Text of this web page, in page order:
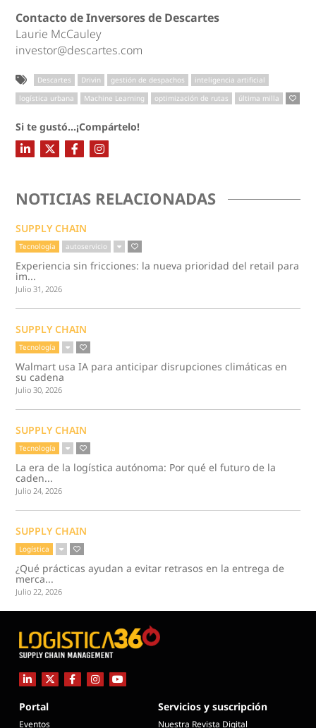
Contacto de Inversores de Descartes
Laurie McCauley
investor@descartes.com
Descartes Drivin gestión de despachos
inteligencia artificial
logística urbana
Machine Learning optimización de rutas última milla
Si te gustó...¡Compártelo!
NOTICIAS RELACIONADAS
SUPPLY CHAIN
Tecnología autoservicio
Experiencia sin fricciones: la nueva prioridad del retail para
im...
Julio 31, 2026
SUPPLY CHAIN
Tecnología
Walmart usa IA para anticipar disrupciones climáticas en
su cadena
Julio 30, 2026
SUPPLY CHAIN
Tecnología
La era de la logística autónoma: Por qué el futuro de la
caden...
Julio 24, 2026
SUPPLY CHAIN
Logística
¿Qué prácticas ayudan a evitar retrasos en la entrega de
merca...
Julio 22, 2026
Portal
Eventos
Servicios y suscripción
Nuestra Revista Digital